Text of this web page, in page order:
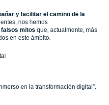
y facilitar el camino de la
nos hemos
mitos que, actualmente, más
en este ámbito.
en la transformación digital”.